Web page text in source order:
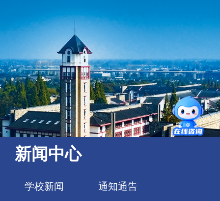
新闻中心
学校新闻
通知通告